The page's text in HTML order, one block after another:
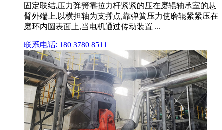
固定联结,压力弹簧靠拉力杆紧紧的压在磨辊轴承室的悬
臂外端上,以横担轴为支撑点,靠弹簧压力使磨辊紧紧压在
磨环内圆表面上,当电机通过传动装置 ...
联系电话: 180 3780 8511